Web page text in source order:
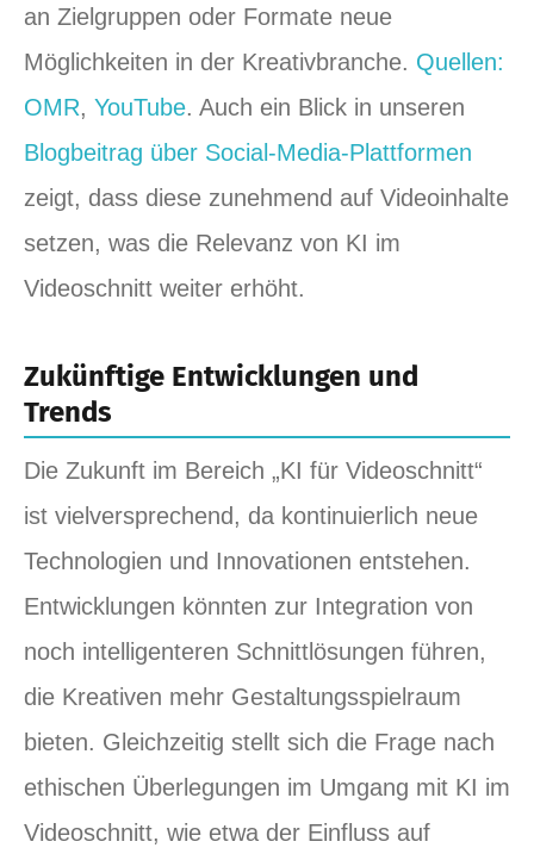
an Zielgruppen oder Formate neue
Möglichkeiten in der Kreativbranche. Quellen:
OMR, YouTube. Auch ein Blick in unseren
Blogbeitrag über Social-Media-Plattformen
zeigt, dass diese zunehmend auf Videoinhalte
setzen, was die Relevanz von KI im
Videoschnitt weiter erhöht.
Zukünftige Entwicklungen und
Trends
Die Zukunft im Bereich „KI für Videoschnitt“
ist vielversprechend, da kontinuierlich neue
Technologien und Innovationen entstehen.
Entwicklungen könnten zur Integration von
noch intelligenteren Schnittlösungen führen,
die Kreativen mehr Gestaltungsspielraum
bieten. Gleichzeitig stellt sich die Frage nach
ethischen Überlegungen im Umgang mit KI im
Videoschnitt, wie etwa der Einfluss auf